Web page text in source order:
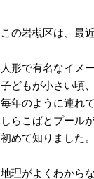
この岩槻区は、最
人形で有名なイメ
子どもが小さい頃、
毎年のように連れ
しらこばとプール
初めて知りました。
地理がよくわからな